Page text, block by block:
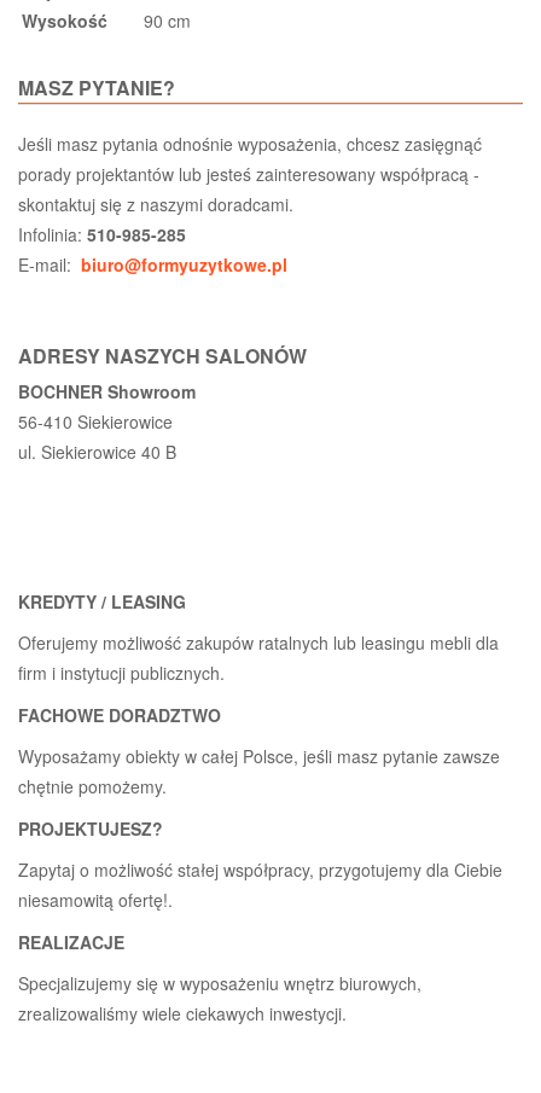
Wysokość
90 cm
MASZ PYTANIE?
Jeśli masz pytania odnośnie wyposażenia, chcesz zasięgnąć
porady projektantów lub jesteś zainteresowany współpracą -
skontaktuj się z naszymi doradcami.
Infolinia: 510-985-285
E-mail: biuro@formyuzytkowe.pl
ADRESY NASZYCH SALONÓW
BOCHNER Showroom
56-410 Siekierowice
ul. Siekierowice 40 B
KREDYTY / LEASING
Oferujemy możliwość zakupów ratalnych lub leasingu mebli dla
firm i instytucji publicznych.
FACHOWE DORADZTWO
Wyposażamy obiekty w całej Polsce, jeśli masz pytanie zawsze
chętnie pomożemy.
PROJEKTUJESZ?
Zapytaj o możliwość stałej współpracy, przygotujemy dla Ciebie
niesamowitą ofertę!.
REALIZACJE
Specjalizujemy się w wyposażeniu wnętrz biurowych,
zrealizowaliśmy wiele ciekawych inwestycji.